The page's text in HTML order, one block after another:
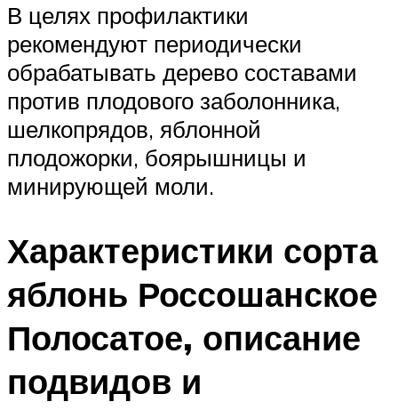
В целях профилактики
рекомендуют периодически
обрабатывать дерево составами
против плодового заболонника,
шелкопрядов, яблонной
плодожорки, боярышницы и
минирующей моли.
Характеристики сорта
яблонь Россошанское
Полосатое, описание
подвидов и